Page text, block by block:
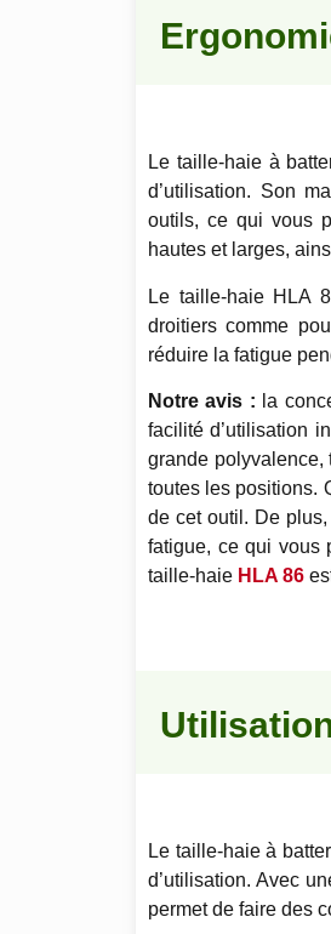
Le taille-haie à
d’utilisation. Son
outils, ce qui vous
hautes et larges,
Le taille-haie HLA
droitiers comme
réduire la fatigue
Notre avis : la
facilité d’utilisation
grande polyvalence,
toutes les positions.
de cet outil. De
fatigue, ce qui vous
taille-haie HLA 86
Le taille-haie à
d’utilisation. Avec
permet de faire des